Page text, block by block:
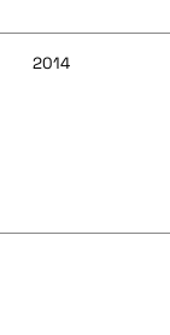
2014